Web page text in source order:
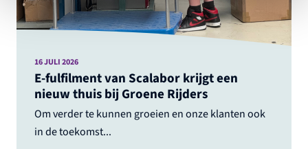
E-fulfilment van Scalabor krijgt een
nieuw thuis bij Groene Rijders
Om verder te kunnen groeien en onze klanten ook
in de toekomst...
16 JULI 2026